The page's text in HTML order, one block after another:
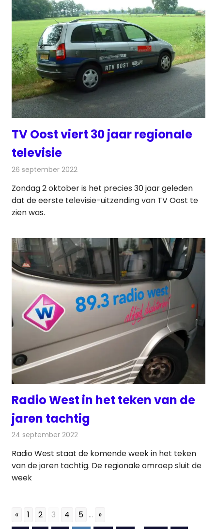
TV Oost viert 30 jaar regionale
televisie
26 september 2022
Zondag 2 oktober is het precies 30 jaar geleden
dat de eerste televisie-uitzending van TV Oost te
zien was.
Radio West in het teken van de
jaren tachtig
24 september 2022
Radio West staat de komende week in het teken
van de jaren tachtig. De regionale omroep sluit de
week
« 1 2 3 4 5 ... »